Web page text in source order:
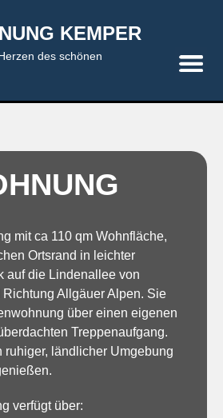
KEMPER
des schönen
mit ca 110 qm Wohnfläche,
Ortsrand in leichter
auf die Lindenallee von
Richtung Allgäuer Alpen. Sie
über einen eigenen
Treppenaufgang.
ruhiger, ländlicher Umgebung
verfügt über: